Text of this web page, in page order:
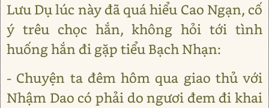
Lưu Dụ lúc này đã quá hiểu Cao Ngạn, cố
ý trêu chọc hắn, không hỏi tới tình
huống hắn đi gặp tiểu Bạch Nhạn:
- Chuyện ta đêm hôm qua giao thủ với
Nhậm Dao có phải do ngươi đem đi khai